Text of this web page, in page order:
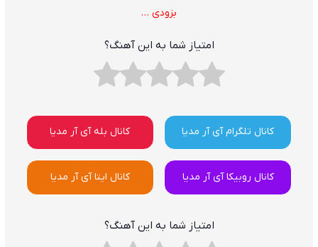
بزودی …
امتیاز شما به این آهنگ؟
کانال تلگرام آی آر مدیا کانال بله آی آر مدیا
کانال روبیکا آی آر مدیا کانال ایتا آی آر مدیا
امتیاز شما به این آهنگ؟